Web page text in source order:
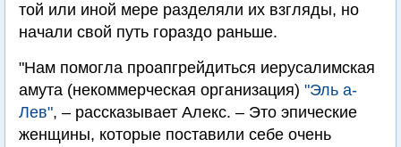
той или иной мере разделяли их взгляды, но
начали свой путь гораздо раньше.
"Нам помогла проапгрейдиться иерусалимская
амута (некоммерческая организация) "Эль а-
Лев", – рассказывает Алекс. – Это эпические
женщины, которые поставили себе очень